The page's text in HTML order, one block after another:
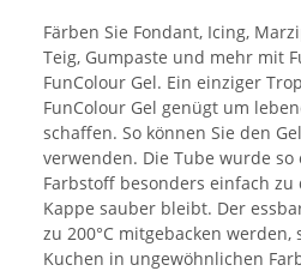
Färben Sie Fondant, Icing,
Teig, Gumpaste und mehr mit
FunColour Gel. Ein einziger
FunColour Gel genügt um
schaffen. So können Sie den
verwenden. Die Tube wurde
Farbstoff besonders einfach
Kappe sauber bleibt. Der
zu 200°C mitgebacken werden,
Kuchen in ungewöhnlichen